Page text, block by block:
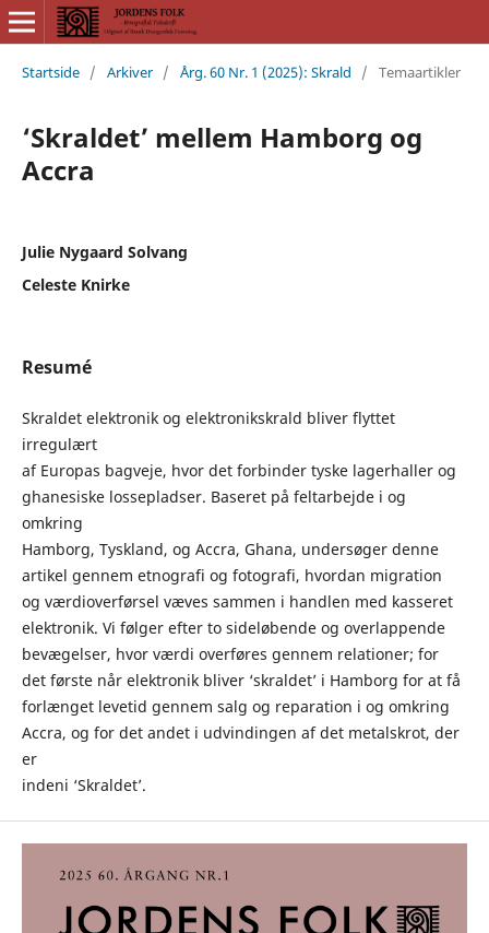
Startside / Arkiver / Årg. 60 Nr. 1 (2025): Skrald / Temaartikler
‘Skraldet’ mellem Hamborg og
Accra
Julie Nygaard Solvang
Celeste Knirke
Resumé
Skraldet elektronik og elektronikskrald bliver flyttet
irregulært
af Europas bagveje, hvor det forbinder tyske lagerhaller og
ghanesiske lossepladser. Baseret på feltarbejde i og
omkring
Hamborg, Tyskland, og Accra, Ghana, undersøger denne
artikel gennem etnografi og fotografi, hvordan migration
og værdioverførsel væves sammen i handlen med kasseret
elektronik. Vi følger efter to sideløbende og overlappende
bevægelser, hvor værdi overføres gennem relationer; for
det første når elektronik bliver ‘skraldet’ i Hamborg for at få
forlænget levetid gennem salg og reparation i og omkring
Accra, og for det andet i udvindingen af det metalskrot, der
er
indeni ‘Skraldet’.